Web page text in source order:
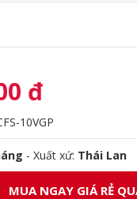
đ
10VGP
- Xuất xứ: Thái Lan
MUA NGAY GIÁ RẺ